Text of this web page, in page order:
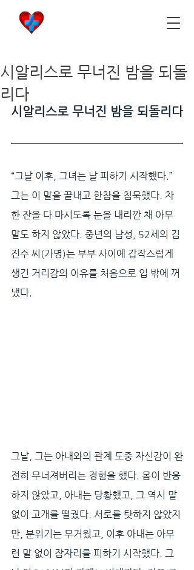
시알리스로 무너진 밤을 되돌
리다
시알리스로 무너진 밤을 되돌리다
“그날 이후, 그녀는 날 피하기 시작했다.”
그는 이 말을 끝내고 한참을 침묵했다. 차
한 잔을 다 마시도록 눈을 내리깐 채 아무
말도 하지 않았다. 중년의 남성, 52세의 김
진수 씨(가명)는 부부 사이에 갑작스럽게
생긴 거리감의 이유를 처음으로 입 밖에 꺼
냈다.
그날, 그는 아내와의 관계 도중 자신감이 완
전히 무너져버리는 경험을 했다. 몸이 반응
하지 않았고, 아내는 당황했고, 그 역시 말
없이 고개를 떨궜다. 서로를 탓하지 않았지
만, 분위기는 무거웠고, 이후 아내는 아무
런 말 없이 잠자리를 피하기 시작했다. 그